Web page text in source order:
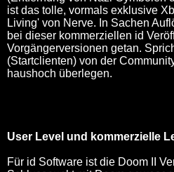
ist das tolle, vormals exklusive
Living' von Nerve. In Sachen
bei dieser kommerziellen id
Vorgängerversionen getan.
(Startclienten) von der
haushoch überlegen.
User Level und kommerzielle
Für id Software ist die Doom II